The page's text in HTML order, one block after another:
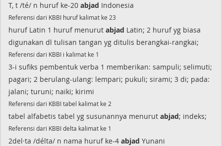
T, t /té/ n huruf ke-20 abjad Indonesia
Referensi dari KBBI huruf kalimat ke 23
huruf Latin 1 huruf menurut abjad Latin; 2 huruf yg biasa
digunakan dl tulisan tangan yg ditulis berangkai-rangkai;
Referensi dari KBBI i kalimat ke 1
3-i sufiks pembentuk verba 1 memberikan: sampuli; selimuti;
pagari; 2 berulang-ulang: lempari; pukuli; sirami; 3 di; pada:
jalani; turuni; naiki; kirimi
Referensi dari KBBI tabel kalimat ke 2
tabel alfabetis tabel yg susunannya menurut abjad; indeks;
Referensi dari KBBI delta kalimat ke 1
2del·ta /délta/ n nama huruf ke-4 abjad Yunani